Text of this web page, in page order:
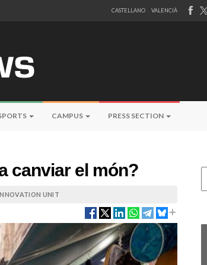
CASTELLANO VALENCIÀ
CAMPUS PRESS SECTION
canviar el món?
UNIT